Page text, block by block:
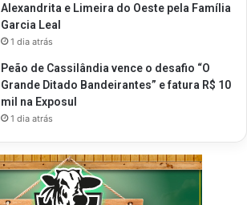
Alexandrita e Limeira do Oeste pela Família
Garcia Leal
1 dia atrás
Peão de Cassilândia vence o desafio “O
Grande Ditado Bandeirantes” e fatura R$ 10
mil na Exposul
1 dia atrás